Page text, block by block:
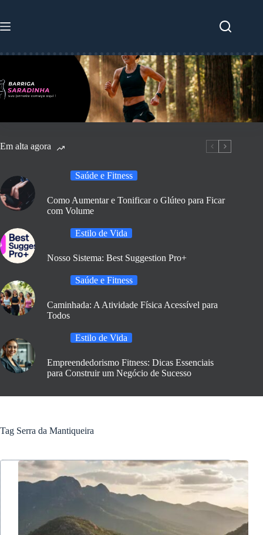
o
Em alta agora
Saúde e Fitness
Como Aumentar e Tonificar o Glúteo para Ficar
com Volume
Estilo de Vida
Nosso Sistema: Best Suggestion Pro+
Saúde e Fitness
Caminhada: A Atividade Física Acessível para
Todos
Estilo de Vida
Empreendedorismo Fitness: Dicas Essenciais
para Construir um Negócio de Sucesso
Tag Serra da Mantiqueira